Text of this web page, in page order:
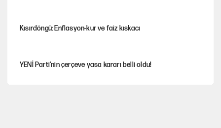
Kısırdöngü: Enflasyon-kur ve faiz kıskacı
YENİ Parti'nin çerçeve yasa kararı belli oldu!